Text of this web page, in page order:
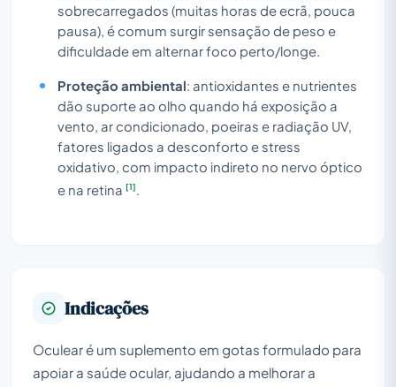
sobrecarregados (muitas horas de ecrã, pouca
pausa), é comum surgir sensação de peso e
dificuldade em alternar foco perto/longe.
Proteção ambiental: antioxidantes e nutrientes
dão suporte ao olho quando há exposição a
vento, ar condicionado, poeiras e radiação UV,
fatores ligados a desconforto e stress
oxidativo, com impacto indireto no nervo óptico
e na retina [1].
Indicações
Oculear é um suplemento em gotas formulado para
apoiar a saúde ocular, ajudando a melhorar a